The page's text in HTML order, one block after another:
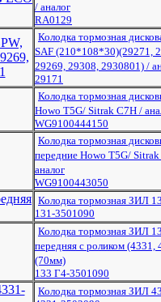
/ аналог
RA0129
Колодка тормозная
SAF (210*108*30)(29271,
29269, 29308, 2930801) /
29171
Колодка тормозная
Howo T5G/ Sitrak C7H /
WG9100444150
Колодка тормозная
передние Howo T5G/
аналог
WG9100443050
Колодка тормозная ЗИЛ
131-3501090
Колодка тормозная ЗИЛ
передняя с роликом (4331,
(70мм)
133 Г4-3501090
Колодка тормозная ЗИЛ